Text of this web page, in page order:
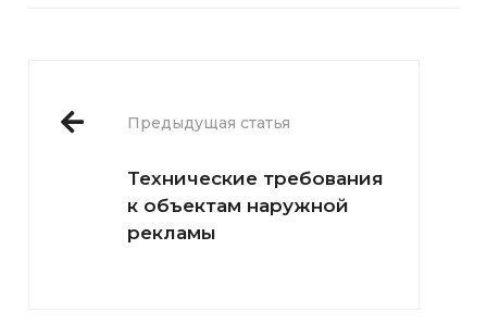
Предыдущая статья
Технические требования
к объектам наружной
рекламы